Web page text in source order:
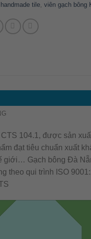
handmade tile viên gạch bông
104.1, được sản
đạt tiêu chuẩn xuất
giới… Gạch bông Đà
theo qui trình ISO